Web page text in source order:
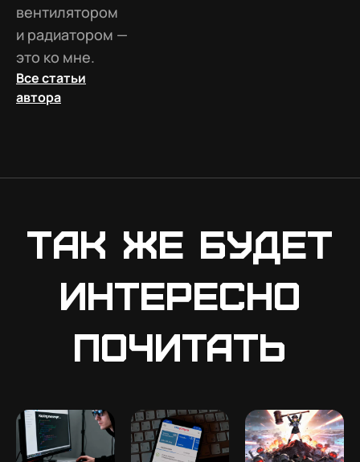
вентилятором
и радиатором —
это ко мне.
Все статьи
автора
Так же будет
интересно
почитать